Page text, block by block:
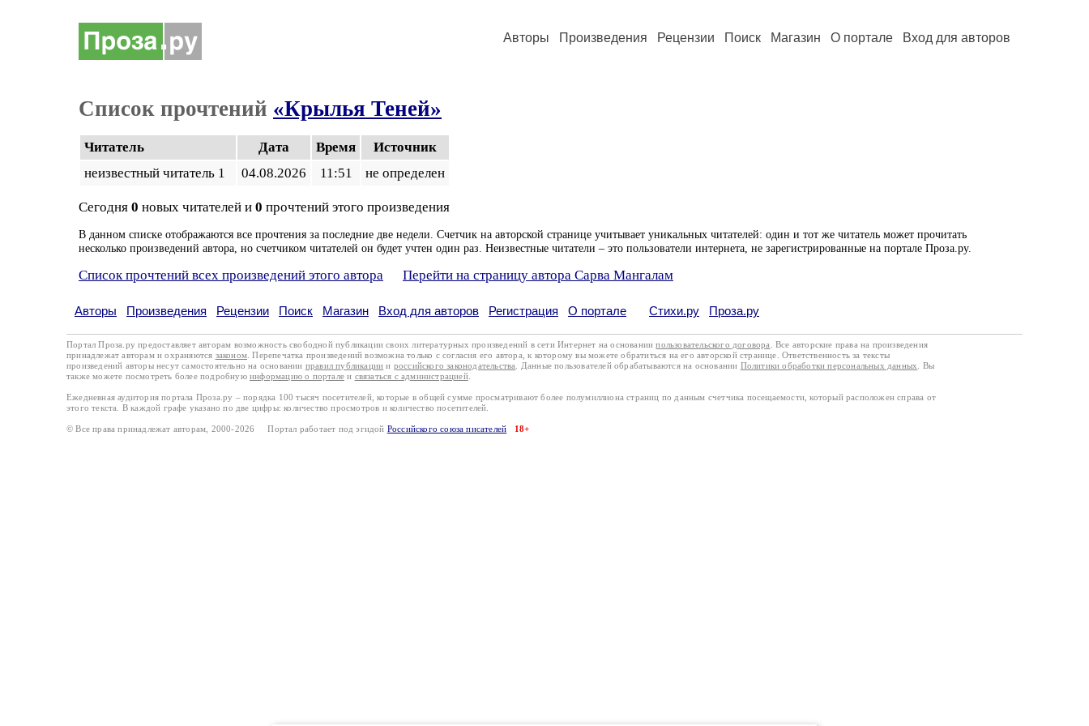
Авторы Произведения Рецензии Поиск Магазин О портале Вход для авторов
Список прочтений «Крылья Теней»
Читатель Дата Время
Источник
неизвестный читатель 1
04.08.2026 11:51 не определен
Сегодня 0 новых читателей и 0 прочтений этого произведения
В данном списке отображаются все прочтения за последние две недели. Счетчик на авторской странице учитывает уникальных читателей: один и тот же читатель может прочитать
несколько произведений автора, но счетчиком читателей он будет учтен один раз. Неизвестные читатели – это пользователи интернета, не зарегистрированные на портале Проза.ру.
Список прочтений всех произведений этого автора Перейти на страницу автора Сарва Мангалам
Авторы Произведения Рецензии Поиск Магазин Вход для авторов Регистрация О портале Стихи.ру Проза.ру
Портал Проза.ру предоставляет авторам возможность свободной публикации своих литературных произведений в сети Интернет на основаниипользовательского договора
. Все авторские права на произведения
принадлежат авторам и охраняются законом . Перепечатка произведений возможна только с согласия его автора, к которому вы можете обратиться на его авторской странице. Ответственность за тексты
произведений авторы несут самостоятельно на основании правил публикации и российского законодательства . Данные пользователей обрабатываются на основании Политики обработки персональных данных
. Вы
также можете посмотреть более подробную информацию о портале и связаться с администрацией.
Ежедневная аудитория портала Проза.ру – порядка 100 тысяч посетителей, которые в общей сумме просматривают более полумиллиона страниц по данным счетчика посещаемости, который расположен справа от
этого текста. В каждой графе указано по две цифры: количество просмотров и количество посетителей.
© Все права принадлежат авторам, 2000-2026 Портал работает под эгидой Российского союза писателей 18+